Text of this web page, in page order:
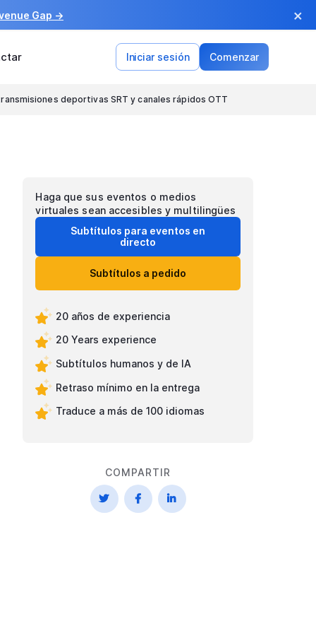
Gap → ×
Iniciar sesión Comenzar
deportivas SRT y canales rápidos OTT
Haga que sus eventos o medios
virtuales sean accesibles y multilingües
Subtítulos para eventos en
directo
Subtítulos a pedido
20 años de experiencia
20 Years experience
Subtítulos humanos y de IA
Retraso mínimo en la entrega
Traduce a más de 100 idiomas
COMPARTIR
  